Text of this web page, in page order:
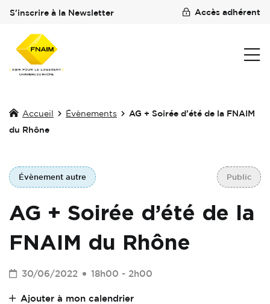
S'inscrire à la Newsletter Accès adhérent
Accueil Évènements
AG + Soirée d’été de la FNAIM
du Rhône
Évènement autre Public
AG + Soirée d’été de la
FNAIM du Rhône
30/06/2022 18h00 - 2h00
Ajouter à mon calendrier